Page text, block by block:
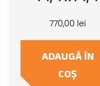
770,00 lei
ADAUGĂ ÎN
COȘ